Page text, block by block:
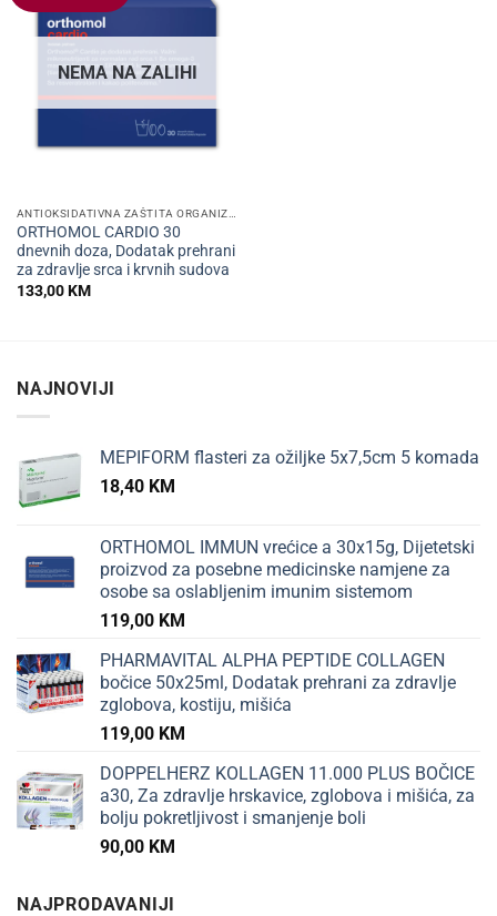
NEMA NA ZALIHI
ORTHOMOL CARDIO 30
dnevnih doza, Dodatak prehrani
za zdravlje srca i krvnih sudova
133,00KM
NAJNOVIJI
MEPIFORM flasteri za ožiljke 5x7,5cm 5 komada
18,40 KM
ORTHOMOL IMMUN vrećice a 30x15g, Dijetetski
proizvod za posebne medicinske namjene za
osobe sa oslabljenim imunim sistemom
119,00 KM
PHARMAVITAL ALPHA PEPTIDE COLLAGEN
bočice 50x25ml, Dodatak prehrani za zdravlje
zglobova, kostiju, mišića
119,00 KM
DOPPELHERZ KOLLAGEN 11.000 PLUS BOČICE
a30, Za zdravlje hrskavice, zglobova i mišića, za
bolju pokretljivost i smanjenje boli
90,00 KM
NAJPRODAVANIJI